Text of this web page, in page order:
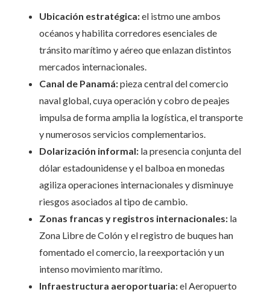
Ubicación estratégica:el istmo une ambos
océanos y habilita corredores esenciales de
tránsito marítimo y aéreo que enlazan distintos
mercados internacionales.
Canal de Panamá:pieza central del comercio
naval global, cuya operación y cobro de peajes
impulsa de forma amplia la logística, el transporte
y numerosos servicios complementarios.
Dolarización informal: la presencia conjunta del
dólar estadounidense y el balboa en monedas
agiliza operaciones internacionales y disminuye
riesgos asociados al tipo de cambio.
Zonas francas y registros internacionales: la
Zona Libre de Colón y el registro de buques han
fomentado el comercio, la reexportación y un
intenso movimiento marítimo.
Infraestructura aeroportuaria:el Aeropuerto